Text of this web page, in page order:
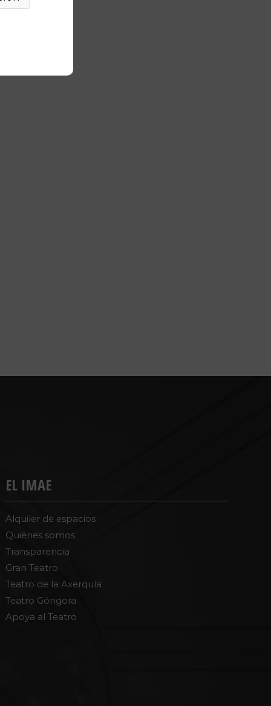
EL IMAE
Alquiler de espacios
Quiénes somos
Transparencia
Gran Teatro
Teatro de la Axerquía
Teatro Góngora
Apoya al Teatro